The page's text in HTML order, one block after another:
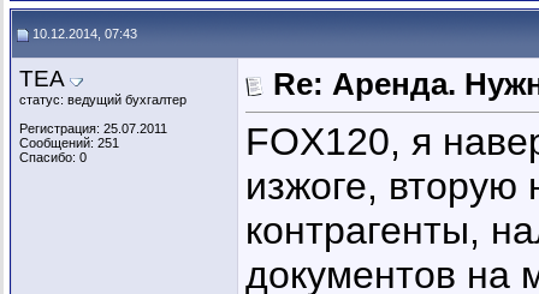
10.12.2014, 07:43
ТЕА
статус: ведущий бухгалтер
Регистрация: 25.07.2011
Сообщений: 251
Спасибо: 0
Re: Аренда.
FOX120, я
изжоге,
контрагенты,
документов на